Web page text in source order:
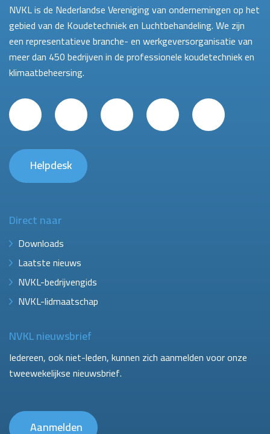
NVKL is de Nederlandse Vereniging van ondernemingen op het
gebied van de Koudetechniek en Luchtbehandeling. We zijn
een representatieve branche- en werkgeversorganisatie van
meer dan 450 bedrijven in de professionele koudetechniek en
klimaatbeheersing.
Helpdesk
Direct naar
Downloads
Laatste nieuws
NVKL-bedrijvengids
NVKL-lidmaatschap
NVKL nieuwsbrief
Iedereen, ook niet-leden, kunnen zich aanmelden voor onze
tweewekelijkse nieuwsbrief.
Aanmelden